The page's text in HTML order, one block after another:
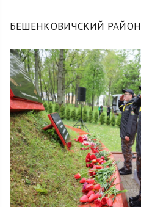
БЕШЕНКОВИЧСКИЙ РАЙОН